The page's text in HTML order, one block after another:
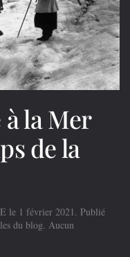
la Mer
de la
le 1 février 2021. Publié
du blog. Aucun